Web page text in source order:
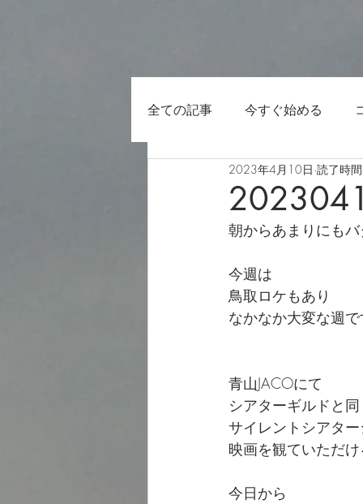
全ての記事 今すぐ始める
2023年4月10日 読了時
朝からあまりにも
今週は
鳥取ロケもあり
なかなか大変な週
青山JACOにて
シアターギルドと
サイレントシアタ
映画を観ていただ
今日から